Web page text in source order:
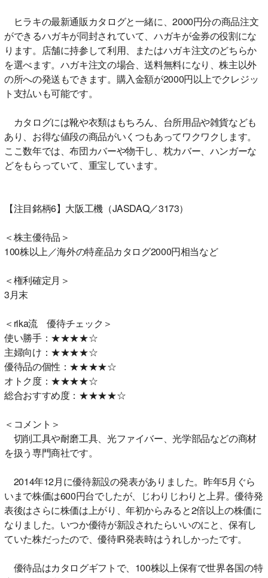
ヒラキの最新通販カタログと一緒に、2000円分の商品注文
ができるハガキが同封されていて、ハガキが金券の役割にな
ります。店舗に持参して利用、またはハガキ注文のどちらか
を選べます。ハガキ注文の場合、送料無料になり、株主以外
の所への発送もできます。購入金額が2000円以上でクレジッ
ト支払いも可能です。
カタログには靴や衣類はもちろん、台所用品や雑貨なども
あり、お得な値段の商品がいくつもあってワクワクします。
ここ数年では、布団カバーや物干し、枕カバー、ハンガーな
どをもらっていて、重宝しています。
【注目銘柄6】大阪工機（JASDAQ／3173）
＜株主優待品＞
100株以上／海外の特産品カタログ2000円相当など
＜権利確定月＞
3月末
＜rika流 優待チェック＞
使い勝手：★★★★☆
主婦向け：★★★★☆
優待品の個性：★★★★☆
オトク度：★★★★☆
総合おすすめ度：★★★★☆
＜コメント＞
切削工具や耐磨工具、光ファイバー、光学部品などの商材
を扱う専門商社です。
2014年12月に優待新設の発表がありました。昨年5月ぐら
いまで株価は600円台でしたが、じわりじわりと上昇。優待発
表後はさらに株価は上がり、年初からみると2倍以上の株価に
なりました。いつか優待が新設されたらいいのにと、保有し
ていた株だったので、優待IR発表時はうれしかったです。
優待品はカタログギフトで、100株以上保有で世界各国の特